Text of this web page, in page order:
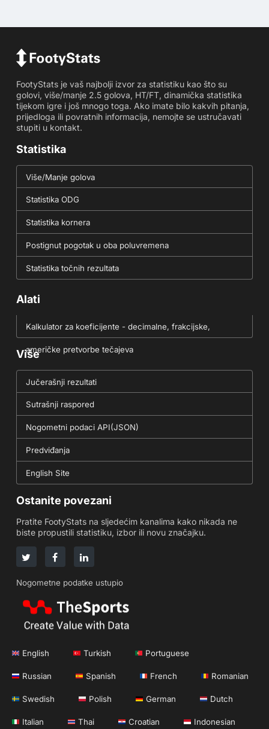
FootyStats je vaš najbolji izvor za statistiku kao što su
golovi, više/manje 2.5 golova, HT/FT, dinamička statistika
tijekom igre i još mnogo toga. Ako imate bilo kakvih pitanja,
prijedloga ili povratnih informacija, nemojte se ustručavati
stupiti u kontakt.
Statistika
Više/Manje golova
Statistika ODG
Statistika kornera
Postignut pogotak u oba poluvremena
Statistika točnih rezultata
Alati
Kalkulator za koeficijente - decimalne, frakcijske,
američke pretvorbe tečajeva
Više
Jučerašnji rezultati
Sutrašnji raspored
Nogometni podaci API(JSON)
Predviđanja
English Site
Ostanite povezani
Pratite FootyStats na sljedećim kanalima kako nikada ne
biste propustili statistiku, izbor ili novu značajku.
Nogometne podatke ustupio
English Turkish Portuguese
Russian Spanish French Romanian
Swedish Polish German Dutch
Italian Thai Croatian Indonesian